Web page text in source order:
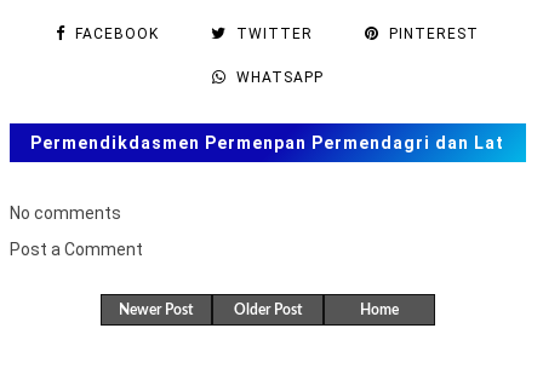
FACEBOOK TWITTER PINTEREST
WHATSAPP
Permendikdasmen Permenpan Permendagri dan Lat
No comments
Post a Comment
Newer Post Older Post Home